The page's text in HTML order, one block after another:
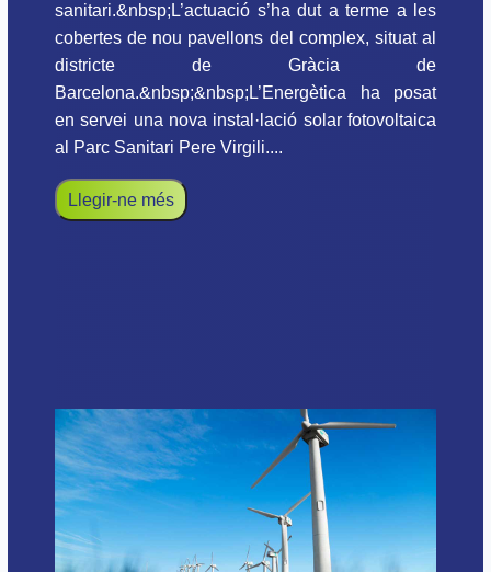
sanitari.&nbsp;L’actuació s’ha dut a terme a les
cobertes de nou pavellons del complex, situat al
districte de Gràcia de
Barcelona.&nbsp;&nbsp;L’Energètica ha posat
en servei una nova instal·lació solar fotovoltaica
al Parc Sanitari Pere Virgili....
Llegir-ne més